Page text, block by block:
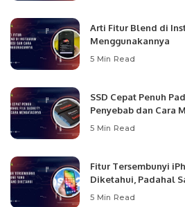
Arti Fitur Blend di
Menggunakannya
5 Min Read
SSD Cepat Penuh
Penyebab dan Cara
5 Min Read
Fitur Tersembunyi
Diketahui, Padahal
5 Min Read